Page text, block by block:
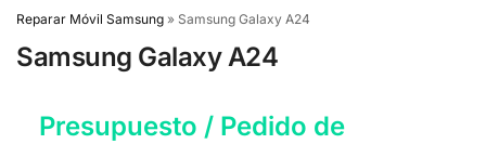
Reparar Móvil Samsung » Samsung Galaxy A24
Samsung Galaxy A24
Presupuesto / Pedido de